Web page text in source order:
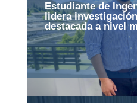
Estudiante de
lidera
destacada a nivel